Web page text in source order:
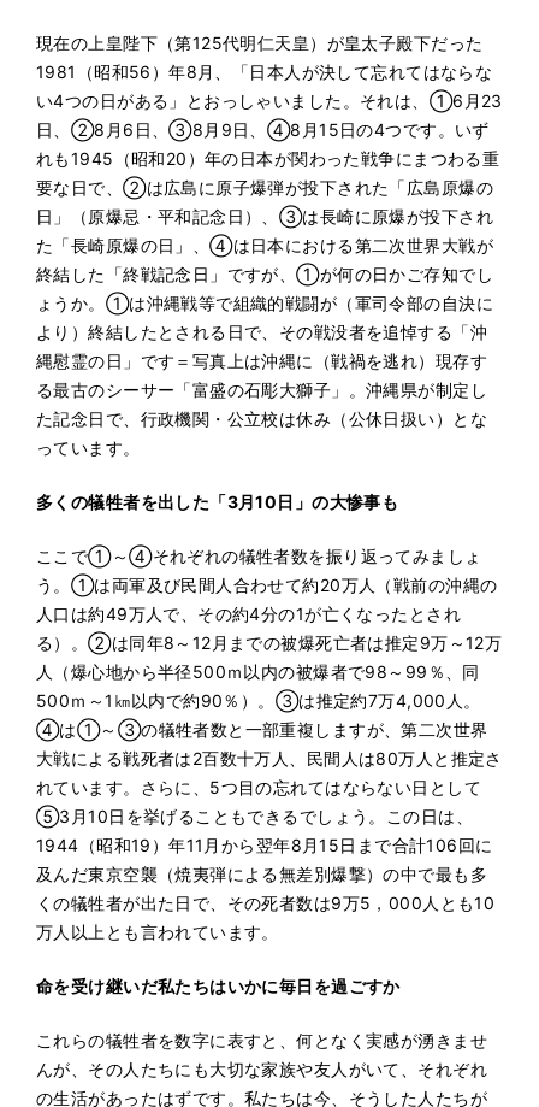
現在の上皇陛下（第125代明仁天皇）が皇太子殿下だった
1981（昭和56）年8月、「日本人が決して忘れてはならな
い4つの日がある」とおっしゃいました。それは、①6月23
日、②8月6日、③8月9日、④8月15日の4つです。いず
れも1945（昭和20）年の日本が関わった戦争にまつわる重
要な日で、②は広島に原子爆弾が投下された「広島原爆の
日」（原爆忌・平和記念日）、③は長崎に原爆が投下され
た「長崎原爆の日」、④は日本における第二次世界大戦が
終結した「終戦記念日」ですが、①が何の日かご存知でし
ょうか。①は沖縄戦等で組織的戦闘が（軍司令部の自決に
より）終結したとされる日で、その戦没者を追悼する「沖
縄慰霊の日」です＝写真上は沖縄に（戦禍を逃れ）現存す
る最古のシーサー「富盛の石彫大獅子」。沖縄県が制定し
た記念日で、行政機関・公立校は休み（公休日扱い）とな
っています。
多くの犠牲者を出した「3月10日」の大惨事も
ここで①～④それぞれの犠牲者数を振り返ってみましょ
う。①は両軍及び民間人合わせて約20万人（戦前の沖縄の
人口は約49万人で、その約4分の1が亡くなったとされ
る）。②は同年8～12月までの被爆死亡者は推定9万～12万
人（爆心地から半径500ｍ以内の被爆者で98～99％、同
500ｍ～1㎞以内で約90％）。③は推定約7万4,000人。
④は①～③の犠牲者数と一部重複しますが、第二次世界
大戦による戦死者は2百数十万人、民間人は80万人と推定さ
れています。さらに、5つ目の忘れてはならない日として
⑤3月10日を挙げることもできるでしょう。この日は、
1944（昭和19）年11月から翌年8月15日まで合計106回に
及んだ東京空襲（焼夷弾による無差別爆撃）の中で最も多
くの犠牲者が出た日で、その死者数は9万5，000人とも10
万人以上とも言われています。
命を受け継いだ私たちはいかに毎日を過ごすか
これらの犠牲者を数字に表すと、何となく実感が湧きませ
んが、その人たちにも大切な家族や友人がいて、それぞれ
の生活があったはずです。私たちは今、そうした人たちが